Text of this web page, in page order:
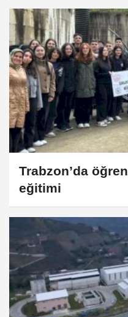
Trabzon’da
eğitimi